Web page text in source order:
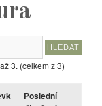
3. (celkem z 3)
Poslední